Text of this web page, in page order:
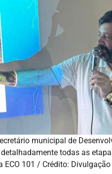
municipal de
todas as
101 / Crédito: Divulgação